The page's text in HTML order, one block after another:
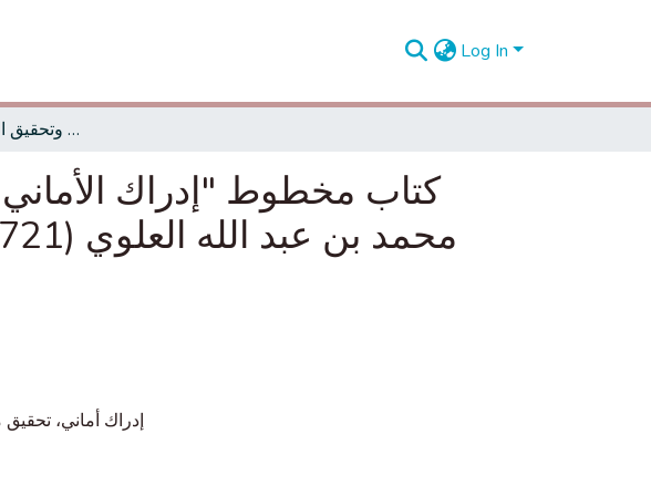
Log In
كتاب مخطوط "إدراك الأماني من كتاب الأغاني (الجزء السادس عشر) لسيدي محمد بن عبد الله العلوي (1721–1790م): تقديم وتحقيق الجزء السادس عشر
كتاب مخطوط "إدراك
محمد بن عبد الله العلوي (1721–1790م): تقديم وتحقيق الجزء السادس عشر
إدراك أماني،